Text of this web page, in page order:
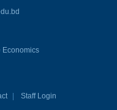
Staff Login